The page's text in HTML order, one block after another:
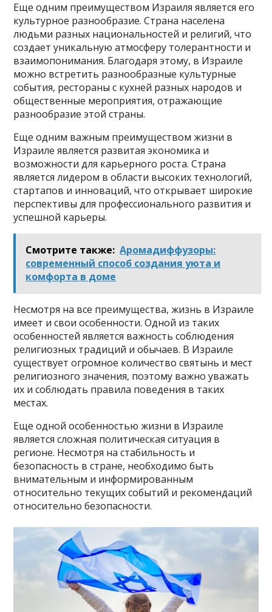
Еще одним преимуществом Израиля является его
культурное разнообразие. Страна населена
людьми разных национальностей и религий, что
создает уникальную атмосферу толерантности и
взаимопонимания. Благодаря этому, в Израиле
можно встретить разнообразные культурные
события, рестораны с кухней разных народов и
общественные мероприятия, отражающие
разнообразие этой страны.
Еще одним важным преимуществом жизни в
Израиле является развитая экономика и
возможности для карьерного роста. Страна
является лидером в области высоких технологий,
стартапов и инноваций, что открывает широкие
перспективы для профессионального развития и
успешной карьеры.
Смотрите также: Аромадиффузоры:
современный способ создания уюта и
комфорта в доме
Несмотря на все преимущества, жизнь в Израиле
имеет и свои особенности. Одной из таких
особенностей является важность соблюдения
религиозных традиций и обычаев. В Израиле
существует огромное количество святынь и мест
религиозного значения, поэтому важно уважать
их и соблюдать правила поведения в таких
местах.
Еще одной особенностью жизни в Израиле
является сложная политическая ситуация в
регионе. Несмотря на стабильность и
безопасность в стране, необходимо быть
внимательным и информированным
относительно текущих событий и рекомендаций
относительно безопасности.